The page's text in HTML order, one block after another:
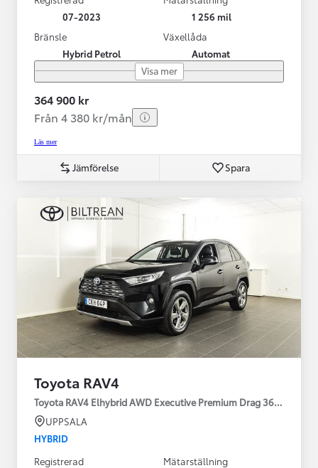
07-2023
1 256 mil
Bränsle
Hybrid Petrol
Växellåda
Automat
Visa mer
364 900 kr
Från 4 380 kr/mån
Läs mer
Jämförelse Spara
Toyota RAV4
Toyota RAV4 Elhybrid AWD Executive Premium Drag 360-kamera
UPPSALA
HYBRID
Registrerad
Mätarställning